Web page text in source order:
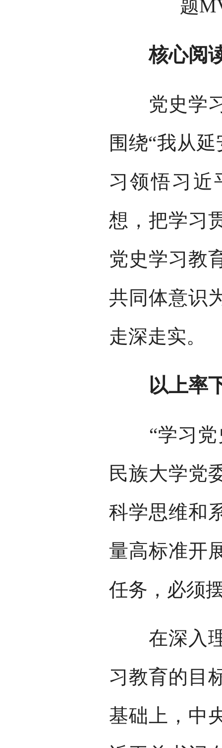
题
核心阅
党史学习
围绕“我从
习领悟习近
想，把学习
党史学习教
共同体意识
走深走实。
以上率下
“学习党
民族大学党
科学思维和
量高标准开
任务，必须
在深入理
习教育的目
基础上，中